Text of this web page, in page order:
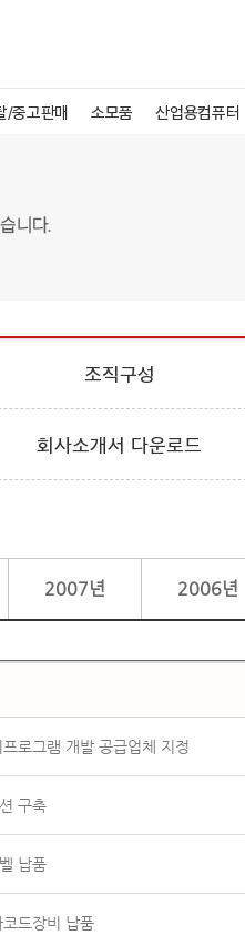
/중고판매 소모품 산업용컴퓨터
조직구성
회사소개서 다운로드
2007년 2006년
로그램 개발 공급업체 지정
구축
납품
드장비 납품